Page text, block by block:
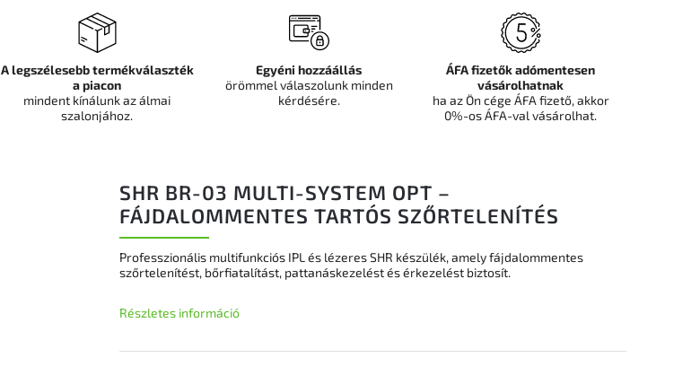
SHR BR-03 MULTI-SYSTEM OPT –
FÁJDALOMMENTES TARTÓS SZŐRTELENÍTÉS
Professzionális multifunkciós IPL és lézeres SHR készülék, amely fájdalommentes
szőrtelenítést, bőrfiatalítást, pattanáskezelést és érkezelést biztosít.
Részletes információ
A legszélesebb termékválaszték
a piacon
mindent kínálunk az álmai
szalonjához.
Egyéni hozzáállás
örömmel válaszolunk minden
kérdésére.
ÁFA fizetők adómentesen
vásárolhatnak
ha az Ön cége ÁFA fizető, akkor
0%-os ÁFA-val vásárolhat.